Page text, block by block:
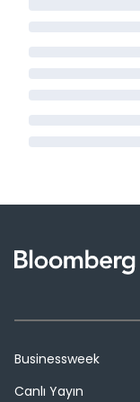
Businessweek
Canlı Yayın